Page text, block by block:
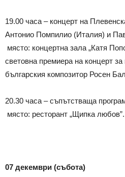
19.00 часа – концерт на
Антонио Помпилио (Италия) и
място: концертна зала „Катя
световна премиера на концерт за
българския композитор Росен
20.30 часа – съпътстваща
място: ресторант „Щипка любов”.
07 декември (събота)